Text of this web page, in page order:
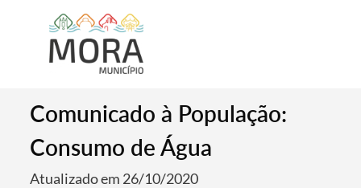
Comunicado à População:
Consumo de Água
Atualizado em 26/10/2020